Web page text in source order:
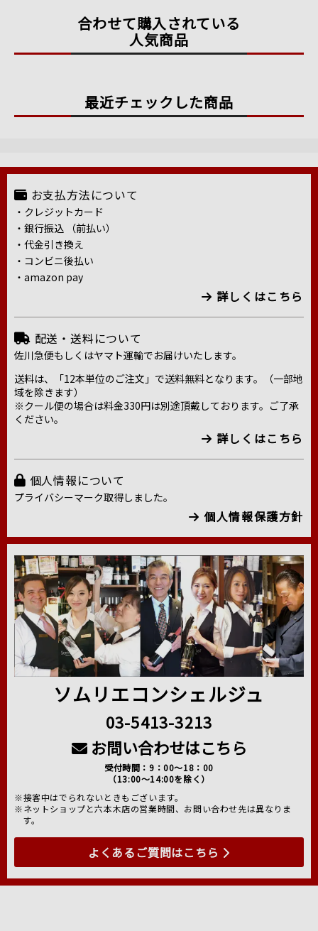
合わせて購入されている
人気商品
最近チェックした商品
お支払方法について
・クレジットカード
・銀行振込 （前払い）
・代金引き換え
・コンビニ後払い
・amazon pay
詳しくはこちら
配送・送料について
佐川急便もしくはヤマト運輸でお届けいたします。
送料は、「12本単位のご注文」で送料無料となります。（一部地
域を除きます）
※クール便の場合は料金330円は別途頂戴しております。ご了承
ください。
詳しくはこちら
個人情報について
プライバシーマーク取得しました。
個人情報保護方針
ソムリエコンシェルジュ
03-5413-3213
お問い合わせはこちら
受付時間：9：00～18：00
（13:00～14:00を除く）
※接客中はでられないときもございます。
※ネットショップと六本木店の営業時間、お問い合わせ先は異なりま
す。
よくあるご質問はこちら